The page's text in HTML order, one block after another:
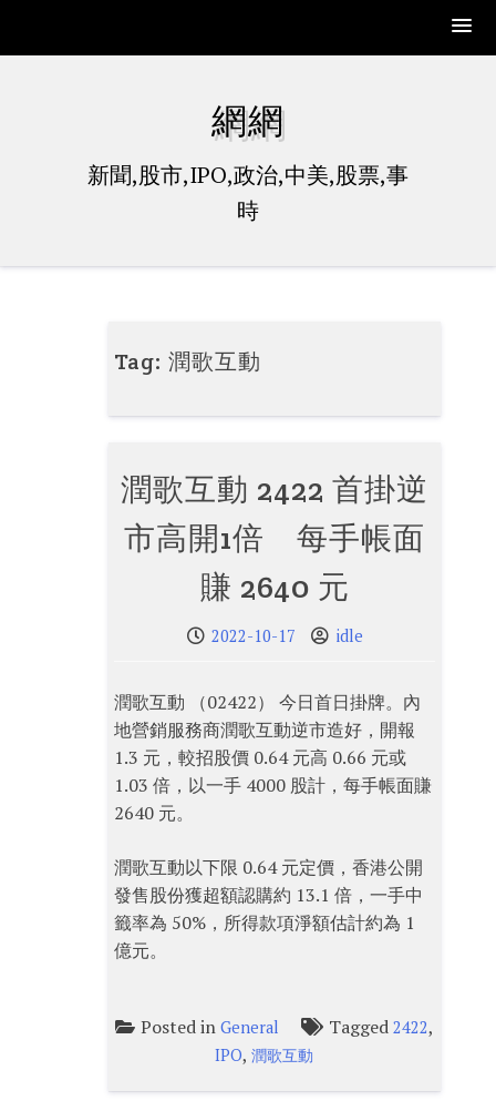
網網
新聞,股市,IPO,政治,中美,股票,事
時
Tag:潤歌互動
潤歌互動 2422 首掛逆
市高開1倍 每手帳面
賺 2640 元
2022-10-17 idle
潤歌互動 （02422） 今日首日掛牌。內
地營銷服務商潤歌互動逆市造好，開報
1.3 元，較招股價 0.64 元高 0.66 元或
1.03 倍，以一手 4000 股計，每手帳面賺
2640 元。
潤歌互動以下限 0.64 元定價，香港公開
發售股份獲超額認購約 13.1 倍，一手中
籤率為 50%，所得款項淨額估計約為 1
億元。
Posted inGeneral Tagged2422,
IPO, 潤歌互動